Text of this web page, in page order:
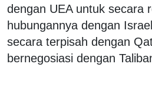
dengan UEA untuk secara
hubungannya dengan
secara terpisah dengan
bernegosiasi dengan